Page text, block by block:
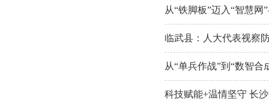
从“铁脚板”迈入“智慧
临武县：人大代表视察
从“单兵作战”到“数智
科技赋能+温情坚守 长